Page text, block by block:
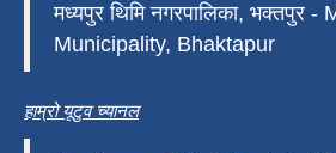
मध्यपुर थिमि नगरपालिका, भक्तपुर
Municipality, Bhaktapur
हाम्रो यूटुव च्यानल